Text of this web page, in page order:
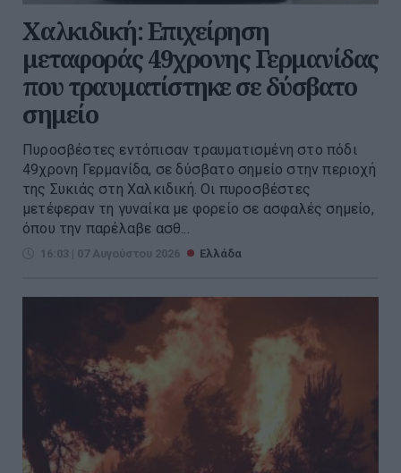
Χαλκιδική: Επιχείρηση
μεταφοράς 49χρονης Γερμανίδας
που τραυματίστηκε σε δύσβατο
σημείο
Πυροσβέστες εντόπισαν τραυματισμένη στο πόδι
49χρονη Γερμανίδα, σε δύσβατο σημείο στην περιοχή
της Συκιάς στη Χαλκιδική. Οι πυροσβέστες
μετέφεραν τη γυναίκα με φορείο σε ασφαλές σημείο,
όπου την παρέλαβε ασθ...
16:03 | 07 Αυγούστου 2026 Ελλάδα